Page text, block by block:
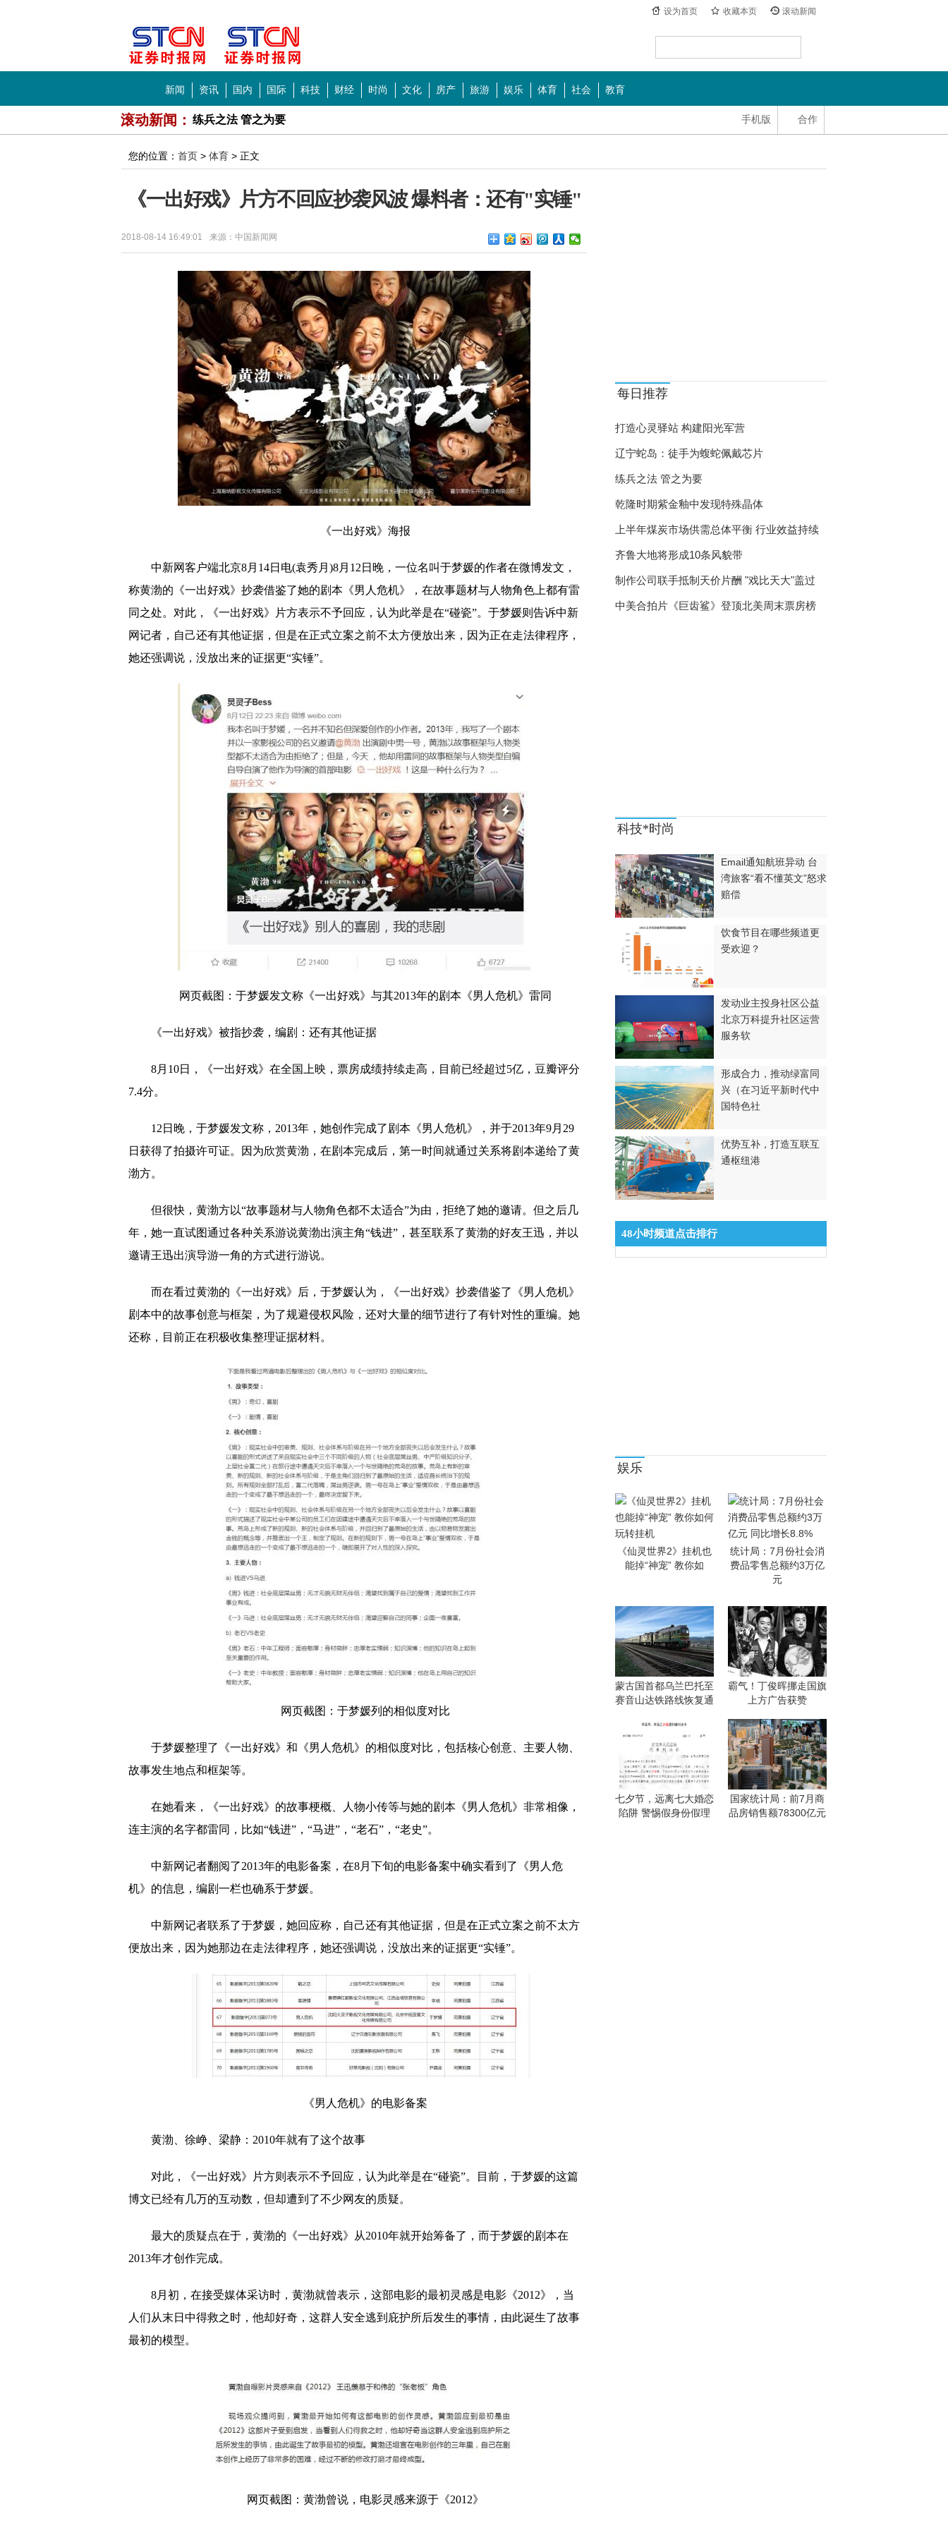
设为首页 收藏本页 滚动新闻
新闻 资讯 国内 国际 科技 财经 时尚 文化 房产 旅游 娱乐 体育 社会 教育
滚动新闻： 乾隆时期紫金釉中发现特殊晶体
制作公司联手抵制天价片酬 "戏比天大"盖过"流量至上"
中美合拍片《巨齿鲨》登顶北美周末票房榜
黄渤《一出好戏》：这是一出好戏，还是一碗好鸡汤
加快体系融合 强化联合制胜
合加发布32款纯电动环卫车
亚运会足球赛U23国足今斗东帝汶 张玉宁充当攻城锤
“二房东”涌现 民宿真的变味了吗
利物浦挑战曼城霸权？ 连“死对头”都说行！
卖学区房却占入学名额被判违约
原来是一场乌龙？黄晓明卷入18亿股票操纵案 刚刚最新回应来了
亚运会三大球前瞻:重生还是沉沦？期待亚运救赎
南方日报：让公费师范生发挥出更大作用
北京石景山将建首个冬奥特色社区
义乌通宵奋战破获倾倒固废案
打造心灵驿站 构建阳光军营
辽宁蛇岛：徒手为蝮蛇佩戴芯片
练兵之法 管之为要
合作
手机版
您的位置： 首页 > 体育 > 正文
《一出好戏》片方不回应抄袭风波 爆料者：还有"实锤"
2018-08-14 16:49:01 来源：中国新闻网
《一出好戏》海报
中新网客户端北京8月14日电(袁秀月)8月12日晚，一位名叫于梦媛的作者在微博发文，
称黄渤的《一出好戏》抄袭借鉴了她的剧本《男人危机》，在故事题材与人物角色上都有雷
同之处。对此，《一出好戏》片方表示不予回应，认为此举是在“碰瓷”。于梦媛则告诉中新
网记者，自己还有其他证据，但是在正式立案之前不太方便放出来，因为正在走法律程序，
她还强调说，没放出来的证据更“实锤”。
网页截图：于梦媛发文称《一出好戏》与其2013年的剧本《男人危机》雷同
《一出好戏》被指抄袭，编剧：还有其他证据
8月10日，《一出好戏》在全国上映，票房成绩持续走高，目前已经超过5亿，豆瓣评分
7.4分。
12日晚，于梦媛发文称，2013年，她创作完成了剧本《男人危机》，并于2013年9月29
日获得了拍摄许可证。因为欣赏黄渤，在剧本完成后，第一时间就通过关系将剧本递给了黄
渤方。
但很快，黄渤方以“故事题材与人物角色都不太适合”为由，拒绝了她的邀请。但之后几
年，她一直试图通过各种关系游说黄渤出演主角“钱进”，甚至联系了黄渤的好友王迅，并以
邀请王迅出演导游一角的方式进行游说。
而在看过黄渤的《一出好戏》后，于梦媛认为，《一出好戏》抄袭借鉴了《男人危机》
剧本中的故事创意与框架，为了规避侵权风险，还对大量的细节进行了有针对性的重编。她
还称，目前正在积极收集整理证据材料。
网页截图：于梦媛列的相似度对比
于梦媛整理了《一出好戏》和《男人危机》的相似度对比，包括核心创意、主要人物、
故事发生地点和框架等。
在她看来，《一出好戏》的故事梗概、人物小传等与她的剧本《男人危机》非常相像，
连主演的名字都雷同，比如“钱进”，“马进”，“老石”，“老史”。
中新网记者翻阅了2013年的电影备案，在8月下旬的电影备案中确实看到了《男人危
机》的信息，编剧一栏也确系于梦媛。
中新网记者联系了于梦媛，她回应称，自己还有其他证据，但是在正式立案之前不太方
便放出来，因为她那边在走法律程序，她还强调说，没放出来的证据更“实锤”。
《男人危机》的电影备案
黄渤、徐峥、梁静：2010年就有了这个故事
对此，《一出好戏》片方则表示不予回应，认为此举是在“碰瓷”。目前，于梦媛的这篇
博文已经有几万的互动数，但却遭到了不少网友的质疑。
最大的质疑点在于，黄渤的《一出好戏》从2010年就开始筹备了，而于梦媛的剧本在
2013年才创作完成。
8月初，在接受媒体采访时，黄渤就曾表示，这部电影的最初灵感是电影《2012》，当
人们从末日中得救之时，他却好奇，这群人安全逃到庇护所后发生的事情，由此诞生了故事
最初的模型。
网页截图：黄渤曾说，电影灵感来源于《2012》
每日推荐
打造心灵驿站 构建阳光军营
辽宁蛇岛：徒手为蝮蛇佩戴芯片
练兵之法 管之为要
乾隆时期紫金釉中发现特殊晶体
上半年煤炭市场供需总体平衡 行业效益持续
齐鲁大地将形成10条风貌带
制作公司联手抵制天价片酬 "戏比天大"盖过
中美合拍片《巨齿鲨》登顶北美周末票房榜
科技*时尚
Email通知航班异动 台
湾旅客“看不懂英文”怒求
赔偿
饮食节目在哪些频道更
受欢迎？
发动业主投身社区公益
北京万科提升社区运营
服务软
形成合力，推动绿富同
兴（在习近平新时代中
国特色社
优势互补，打造互联互
通枢纽港
48小时频道点击排行
娱乐
《仙灵世界2》挂机也
能掉“神宠” 教你如
统计局：7月份社会消
费品零售总额约3万亿
元
蒙古国首都乌兰巴托至
赛音山达铁路线恢复通
霸气！丁俊晖挪走国旗
上方广告获赞
七夕节，远离七大婚恋
陷阱 警惕假身份假理
国家统计局：前7月商
品房销售额78300亿元